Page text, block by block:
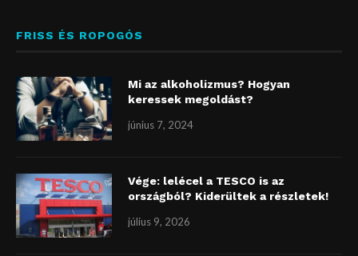
FRISS ÉS ROPOGÓS
Mi az alkoholizmus? Hogyan
keressek megoldást?
június 7, 2024
Vége: lelécel a TESCO is az
országból? Kiderültek a részletek!
július 9, 2026